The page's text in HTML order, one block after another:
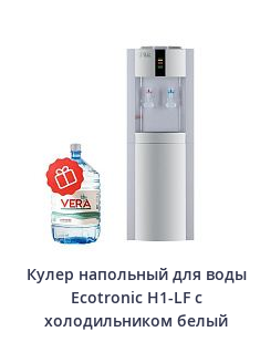
Кулер напольный для воды
Ecotronic H1-LF с
холодильником белый